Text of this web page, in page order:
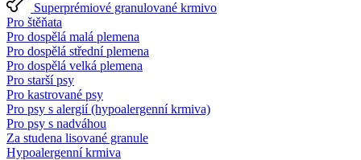
Superprémiové granulované krmivo
Pro štěňata
Pro dospělá malá plemena
Pro dospělá střední plemena
Pro dospělá velká plemena
Pro starší psy
Pro kastrované psy
Pro psy s alergií (hypoalergenní krmiva)
Pro psy s nadváhou
Za studena lisované granule
Hypoalergenní krmiva